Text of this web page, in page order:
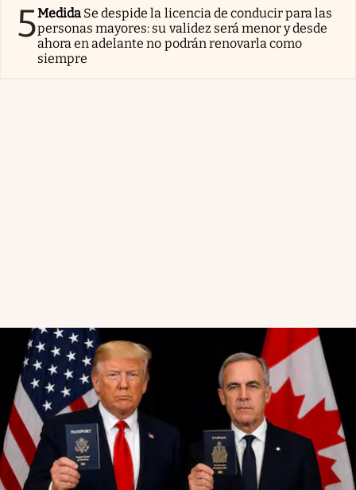
5Medida Se despide la licencia de conducir para las
personas mayores: su validez será menor y desde
ahora en adelante no podrán renovarla como
siempre